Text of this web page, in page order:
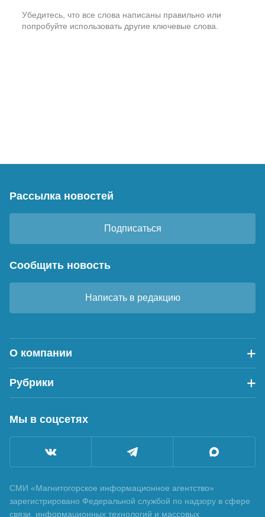
Убедитесь, что все слова написаны правильно или
попробуйте использовать другие ключевые слова.
Рассылка новостей
Подписаться
Сообщить новость
Написать в редакцию
О компании
Рубрики
Мы в соцсетях
СМИ «Магнитогорское информационное агентство»
зарегистрировано Федеральной службой по надзору в сфере
связи, информационных технологий и массовых